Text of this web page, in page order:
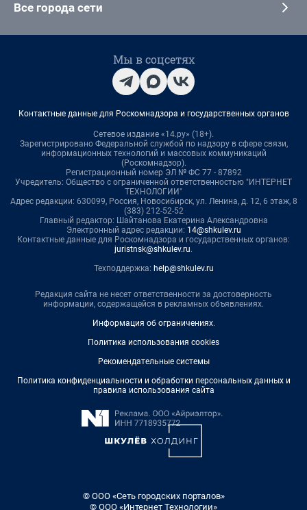
Все города сети
Мы в соцсетях
Контактные данные для Роскомнадзора и государственных органов
Сетевое издание «14.ру» (18+).
Зарегистрировано Федеральной службой по надзору в сфере связи,
информационных технологий и массовых коммуникаций
(Роскомнадзор).
Регистрационный номер ЭЛ № ФС 77 - 87892
Учредитель: Общество с ограниченной ответственностью "ИНТЕРНЕТ
ТЕХНОЛОГИИ"
Адрес редакции: 630099, Россия, Новосибирск, ул. Ленина, д. 12, 6 этаж, 8
(383) 212-52-52
Главный редактор: Шайтанова Екатерина Александровна
Электронный адрес редакции: 14@shkulev.ru
Контактные данные для Роскомнадзора и государственных органов:
juristnsk@shkulev.ru.
Техподдержка: help@shkulev.ru
Редакция сайта не несет ответственности за достоверность
информации, содержащейся в рекламных объявлениях.
Информация об ограничениях.
Политика использования cookies
Рекомендательные системы
Политика конфиденциальности и обработки персональных данных и
правила использования сайта
© ООО «Сеть городских порталов»
© ООО «Интернет Технологии»